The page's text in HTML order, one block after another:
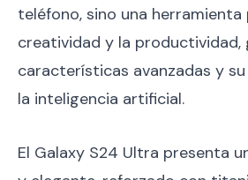
teléfono, sino una
creatividad y la productividad,
características avanzadas y
la inteligencia artificial.
El Galaxy S24 Ultra presenta